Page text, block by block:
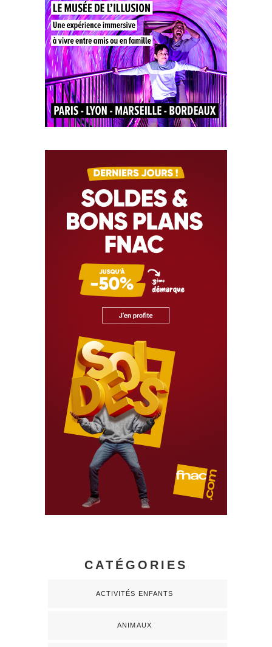
CATÉGORIES
ACTIVITÉS ENFANTS
ANIMAUX